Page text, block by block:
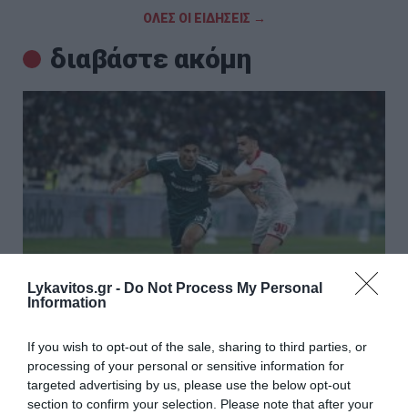
Lykavitos.gr - Do Not Process My Personal
Information
If you wish to opt-out of the sale, sharing to third parties, or
processing of your personal or sensitive information for
targeted advertising by us, please use the below opt-out
section to confirm your selection. Please note that after your
ΟΛΕΣ ΟΙ ΕΙΔΗΣΕΙΣ →
διαβάστε ακόμη
Στη Βουλγαρία θα κριθεί η πρόκριση για τον
Παναθηναϊκό, 1-1 με την ΤΣΣΚΑ 1948